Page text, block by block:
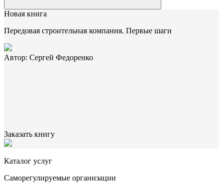
Новая книга
Передовая строительная компания. Первые шаги
Автор: Сергей Федоренко
Заказать книгу
Каталог услуг
Саморегулируемые организации